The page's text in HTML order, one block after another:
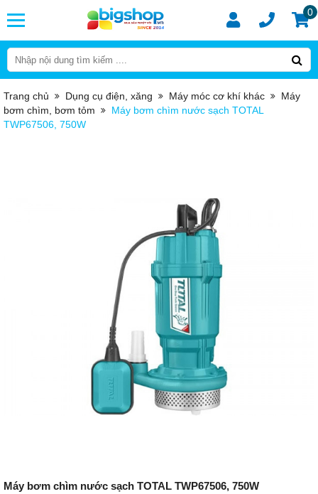
0
Trang chủ Dụng cụ điện, xăng Máy móc cơ khí khác
Máy
bơm chìm, bơm tỏm
Máy bơm chìm nước sạch TOTAL
TWP67506, 750W
Máy bơm chìm nước sạch TOTAL TWP67506, 750W